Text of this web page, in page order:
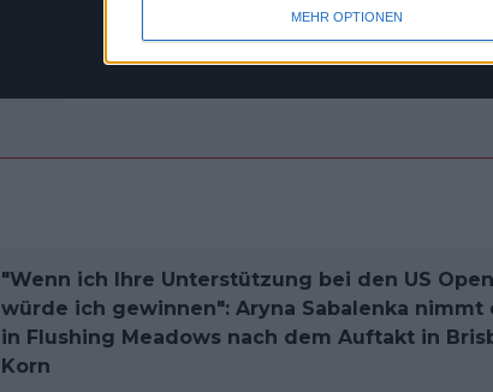
MEHR OPTIONEN
"Wenn ich Ihre Unterstützung bei den US
würde ich gewinnen": Aryna Sabalenka nimmt
in Flushing Meadows nach dem Auftakt in
Korn